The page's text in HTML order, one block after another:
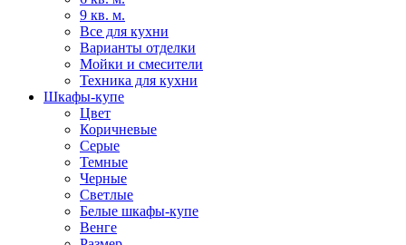
9 кв. м.
Все для кухни
Варианты отделки
Мойки и смесители
Техника для кухни
Шкафы-купе
Цвет
Коричневые
Серые
Темные
Черные
Светлые
Белые шкафы-купе
Венге